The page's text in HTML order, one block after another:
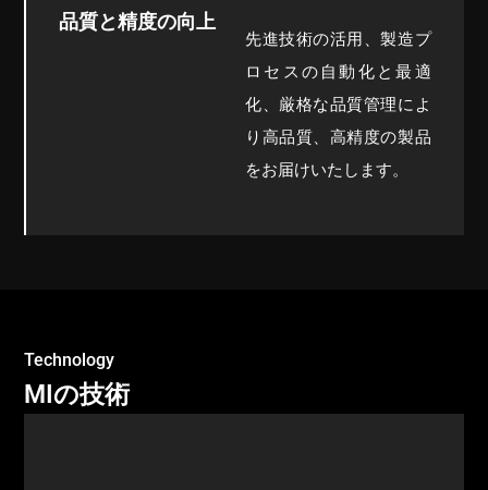
品質と精度の向上
先進技術の活用、製造プ
ロセスの自動化と最適
化、厳格な品質管理によ
り高品質、高精度の製品
をお届けいたします。
Technology
MIの技術